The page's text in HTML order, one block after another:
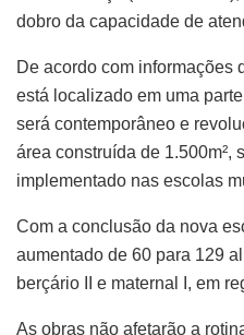
dobro da capacidade de
De acordo com informações
está localizado em uma
será contemporâneo e
área construída de 1.500m²,
implementado nas escolas
Com a conclusão da nova
aumentado de 60 para 129
berçário II e maternal I, em
As obras não afetarão a